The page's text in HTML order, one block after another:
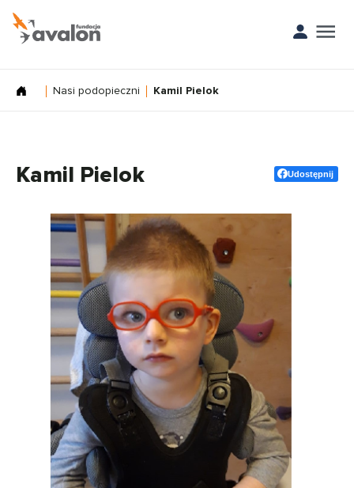
Nasi podopieczni Kamil Pielok
Kamil Pielok Udostępnij